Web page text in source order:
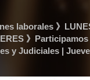
laborales 》
》
y Judiciales |